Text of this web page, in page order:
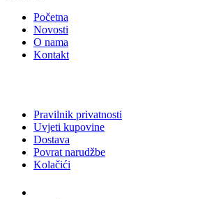
Početna
Novosti
O nama
Kontakt
Pravilnik privatnosti
Uvjeti kupovine
Dostava
Povrat narudžbe
Kolačići